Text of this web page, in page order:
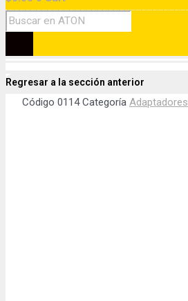
Regresar a la sección anterior
Código 0114Categoría Adaptadores